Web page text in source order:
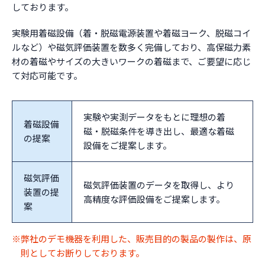
しております。
実験用着磁設備（着・脱磁電源装置や着磁ヨーク、脱磁コイ
ルなど）や磁気評価装置を数多く完備しており、高保磁力素
材の着磁やサイズの大きいワークの着磁まで、ご要望に応じ
て対応可能です。
着磁設備
の提案
実験や実測データをもとに理想の着
磁・脱磁条件を導き出し、最適な着磁
設備をご提案します。
磁気評価
装置の提
案
磁気評価装置のデータを取得し、より
高精度な評価設備をご提案します。
※弊社のデモ機器を利用した、販売目的の製品の製作は、原
則としてお断りしております。